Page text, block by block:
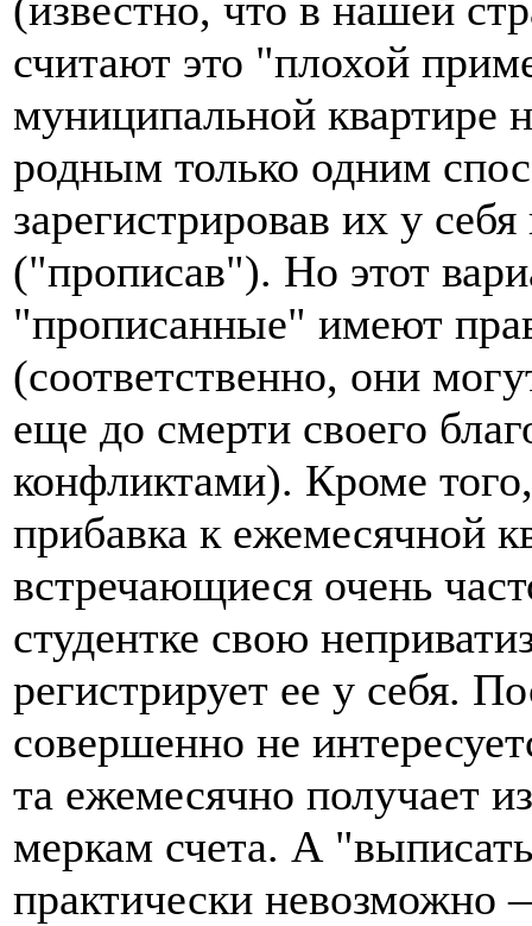
считают это "плохой
муниципальной квартире
родным только одним
зарегистрировав их у
("прописав"). Но этот
"прописанные" имеют
(соответственно, они
еще до смерти своего
конфликтами). Кроме
прибавка к ежемесячной
встречающиеся очень
студентке свою
регистрирует ее у себя.
совершенно не
та ежемесячно получает
меркам счета. А
практически невозможно